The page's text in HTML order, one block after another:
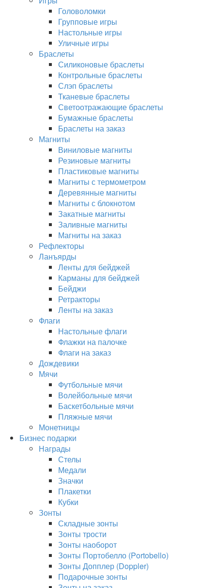
Головоломки
Групповые игры
Настольные игры
Уличные игры
Браслеты
Силиконовые браслеты
Контрольные браслеты
Слэп браслеты
Тканевые браслеты
Светоотражающие браслеты
Бумажные браслеты
Браслеты на заказ
Магниты
Виниловые магниты
Резиновые магниты
Пластиковые магниты
Магниты с термометром
Деревянные магниты
Магниты с блокнотом
Закатные магниты
Заливные магниты
Магниты на заказ
Рефлекторы
Ланъярды
Ленты для бейджей
Карманы для бейджей
Бейджи
Ретракторы
Ленты на заказ
Флаги
Настольные флаги
Флажки на палочке
Флаги на заказ
Дождевики
Мячи
Футбольные мячи
Волейбольные мячи
Баскетбольные мячи
Пляжные мячи
Монетницы
Бизнес подарки
Награды
Стелы
Медали
Значки
Плакетки
Кубки
Зонты
Складные зонты
Зонты трости
Зонты наоборот
Зонты Портобелло (Portobello)
Зонты Допплер (Doppler)
Подарочные зонты